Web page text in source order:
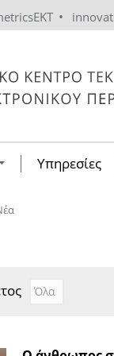
•
Υπηρεσίες
Αναζήτηση
Year